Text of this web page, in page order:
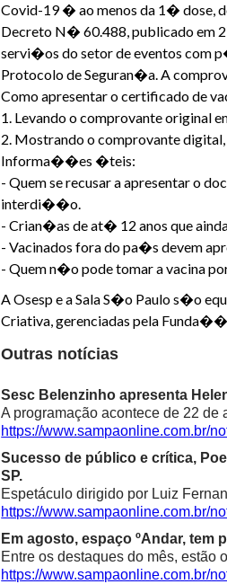
Covid-19 � ao menos da 1� dose,
Decreto N� 60.488, publicado em
servi�os do setor de eventos com
Protocolo de Seguran�a. A
Como apresentar o certificado de
1. Levando o comprovante original
2. Mostrando o comprovante
Informa��es �teis:​
- Quem ​se recusar a apresentar o
interdi��o.
- Crian�as de at� 12 anos que
- Vacinados fora do pa�s devem
- Quem n�o pode tomar a vacina
A Osesp e a Sala S�o Paulo s�o
Criativa, gerenciadas pela
Outras notícias
Sesc Belenzinho apresenta
A programação acontece de 22 de
https://www.sampaonline.com.br/
Sucesso de público e crítica,
SP.
Espetáculo dirigido por Luiz
https://www.sampaonline.com.br/
Em agosto, espaço ºAndar,
Entre os destaques do mês, estão
https://www.sampaonline.com.br/